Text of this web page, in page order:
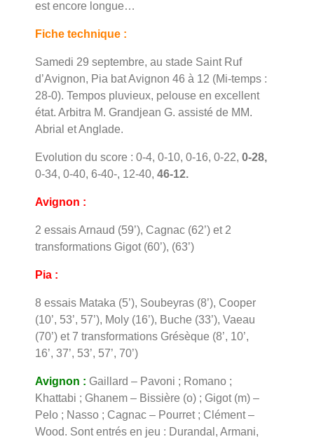
est encore longue…
Fiche technique :
Samedi 29 septembre, au stade Saint Ruf
d’Avignon, Pia bat Avignon 46 à 12 (Mi-temps :
28-0). Tempos pluvieux, pelouse en excellent
état. Arbitra M. Grandjean G. assisté de MM.
Abrial et Anglade.
Evolution du score : 0-4, 0-10, 0-16, 0-22, 0-28,
0-34, 0-40, 6-40-, 12-40, 46-12.
Avignon :
2 essais Arnaud (59’), Cagnac (62’) et 2
transformations Gigot (60’), (63’)
Pia :
8 essais Mataka (5’), Soubeyras (8’), Cooper
(10’, 53’, 57’), Moly (16’), Buche (33’), Vaeau
(70’) et 7 transformations Grésèque (8’, 10’,
16’, 37’, 53’, 57’, 70’)
Avignon : Gaillard – Pavoni ; Romano ;
Khattabi ; Ghanem – Bissière (o) ; Gigot (m) –
Pelo ; Nasso ; Cagnac – Pourret ; Clément –
Wood. Sont entrés en jeu : Durandal, Armani,